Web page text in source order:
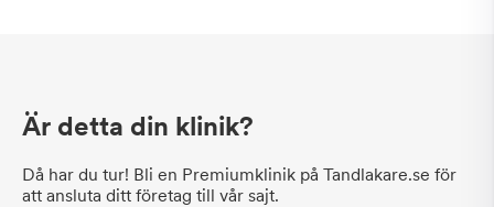
Är detta din klinik?
Då har du tur! Bli en Premiumklinik på Tandlakare.se för
att ansluta ditt företag till vår sajt.